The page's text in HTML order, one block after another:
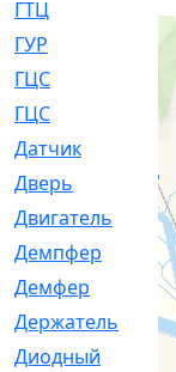
ГТЦ
ГУР
ГЦC
ГЦС
Датчик
Дверь
Двигатель
Демпфер
Демфер
Держатель
Диодный